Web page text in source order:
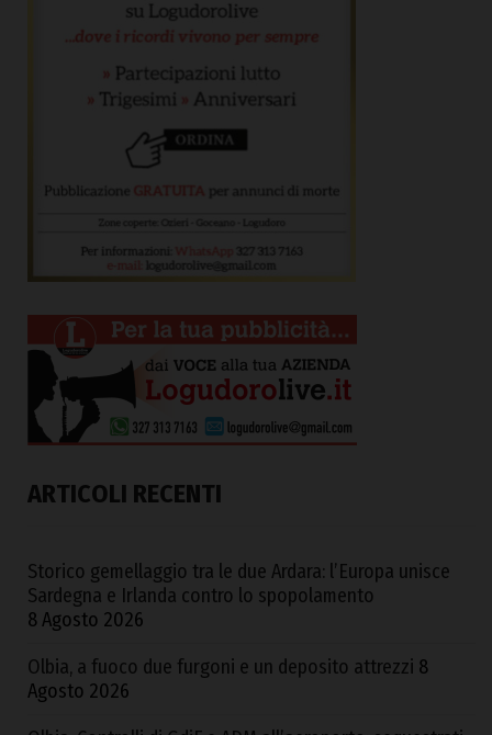
ARTICOLI RECENTI
Storico gemellaggio tra le due Ardara: l’Europa unisce
Sardegna e Irlanda contro lo spopolamento
8 Agosto 2026
Olbia, a fuoco due furgoni e un deposito attrezzi 8
Agosto 2026